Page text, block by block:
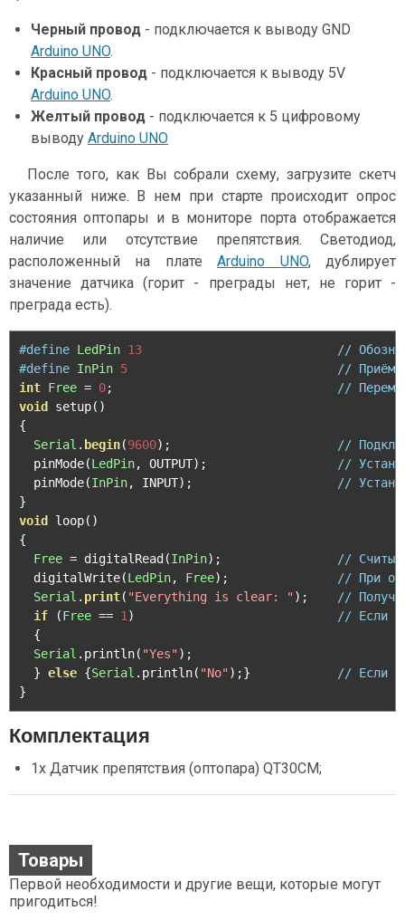
Черный провод - подключается к выводу GND
Arduino UNO.
Красный провод - подключается к выводу 5V
Arduino UNO.
Желтый провод - подключается к 5 цифровому
выводу Arduino UNO
После того, как Вы собрали схему, загрузите скетч
указанный ниже. В нем при старте происходит опрос
состояния оптопары и в мониторе порта отображается
наличие или отсутствие препятствия. Светодиод,
расположенный на платеArduino UNO, дублирует
значение датчика (горит - преграды нет, не горит -
преграда есть).
#define LedPin 13
//
#define InPin 5
//
int Free = 0;
//
void
setup()
{
Serial . begin(9600);
//
  pinMode
(LedPin, OUTPUT);
//
  pinMode
(InPin, INPUT);
//
}
void
loop()
{
Free = digitalRead (InPin);
//
  digitalWrite
(LedPin, Free);
// При
Serial . print( "Everything is clear: ");
//
if
(Free == 1 )
// Если 1
{
Serial . println( "Yes");
} else {Serial . println( "No");}
// Если 0
}
Комплектация
1x Датчик препятствия (оптопара) QT30CM;
Товары
Первой необходимости и другие вещи, которые могут
пригодиться!